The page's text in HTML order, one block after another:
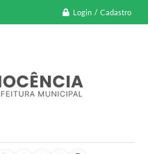
Login / Cadastro